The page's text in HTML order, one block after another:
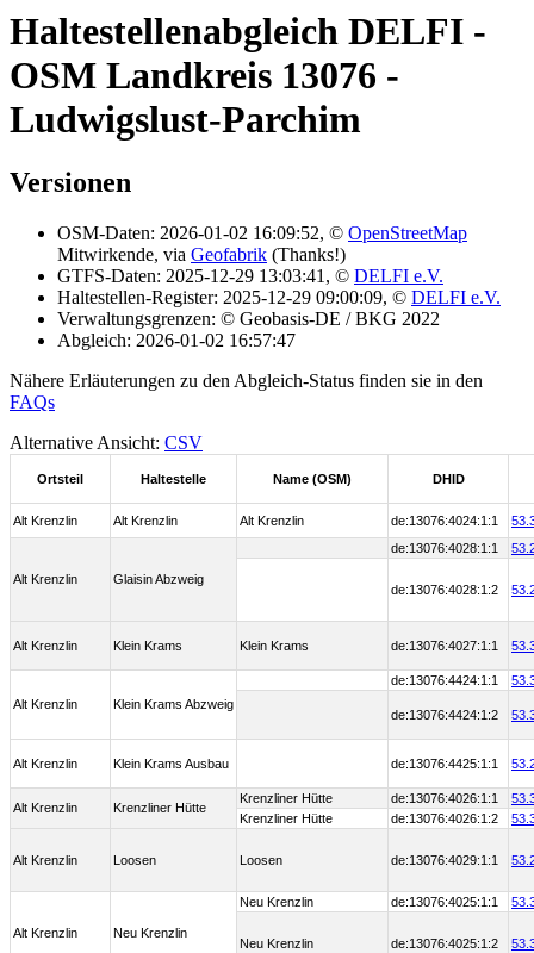
Haltestellenabgleich DELFI -
OSM Landkreis 13076 -
Ludwigslust-Parchim
Versionen
OSM-Daten: 2026-01-02 16:09:52, © OpenStreetMap
Mitwirkende, via Geofabrik (Thanks!)
GTFS-Daten: 2025-12-29 13:03:41, © DELFI e.V.
Haltestellen-Register: 2025-12-29 09:00:09, © DELFI e.V.
Verwaltungsgrenzen: © Geobasis-DE / BKG 2022
Abgleich: 2026-01-02 16:57:47
Nähere Erläuterungen zu den Abgleich-Status finden sie in den
FAQs
Alternative Ansicht: CSV
Ortsteil Haltestelle Name (OSM) DHID
Alt Krenzlin Alt Krenzlin Alt Krenzlin de:13076:4024:1:1
Alt Krenzlin Glaisin Abzweig
de:13076:4028:1:1
de:13076:4028:1:2
Alt Krenzlin Klein Krams Klein Krams de:13076:4027:1:1
Alt Krenzlin Klein Krams Abzweig
de:13076:4424:1:1
de:13076:4424:1:2
Alt Krenzlin Klein Krams Ausbau de:13076:4425:1:1
Alt Krenzlin Krenzliner Hütte
Krenzliner Hütte de:13076:4026:1:1
Krenzliner Hütte
de:13076:4026:1:2
Alt Krenzlin Loosen Loosen de:13076:4029:1:1
Alt Krenzlin Neu Krenzlin
Neu Krenzlin de:13076:4025:1:1
Neu Krenzlin de:13076:4025:1:2